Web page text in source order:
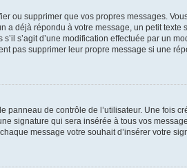
ou supprimer que vos propres messages.
déjà répondu à votre message, un petit
s’agit d’une modification effectuée par un
pas supprimer leur propre message si une
de contrôle de l’utilisateur. Une fois
signature qui sera insérée à tous vos
message votre souhait d’insérer votre